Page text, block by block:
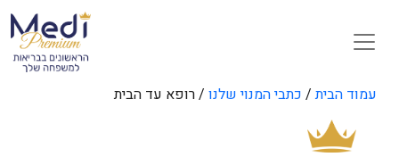
עמוד הבית/ כתבי המנוי שלנו / רופא עד הבית